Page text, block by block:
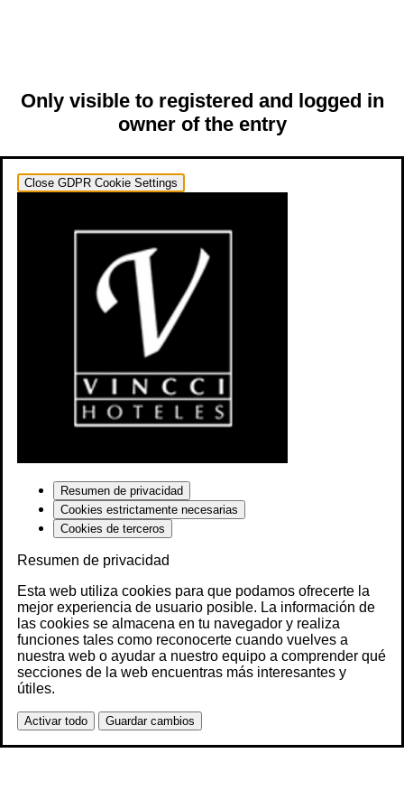
Only visible to registered and logged in
owner of the entry
Close GDPR Cookie Settings
Resumen de privacidad
Cookies estrictamente necesarias
Cookies de terceros
Resumen de privacidad
Esta web utiliza cookies para que podamos ofrecerte la
mejor experiencia de usuario posible. La información de
las cookies se almacena en tu navegador y realiza
funciones tales como reconocerte cuando vuelves a
nuestra web o ayudar a nuestro equipo a comprender qué
secciones de la web encuentras más interesantes y
útiles.
Activar todo Guardar cambios